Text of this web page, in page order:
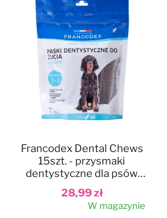
28,99 zł
Francodex Dental Chews
15szt. - przysmaki
dentystyczne dla psów
średniej wielkości,
usuwające kamień i
brzydki zapach z pyska
W magazynie